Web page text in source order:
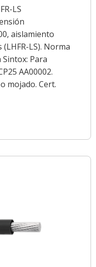
LS
aislamiento
LS). Norma
Sintox: Para
AA00002.
mojado. Cert.